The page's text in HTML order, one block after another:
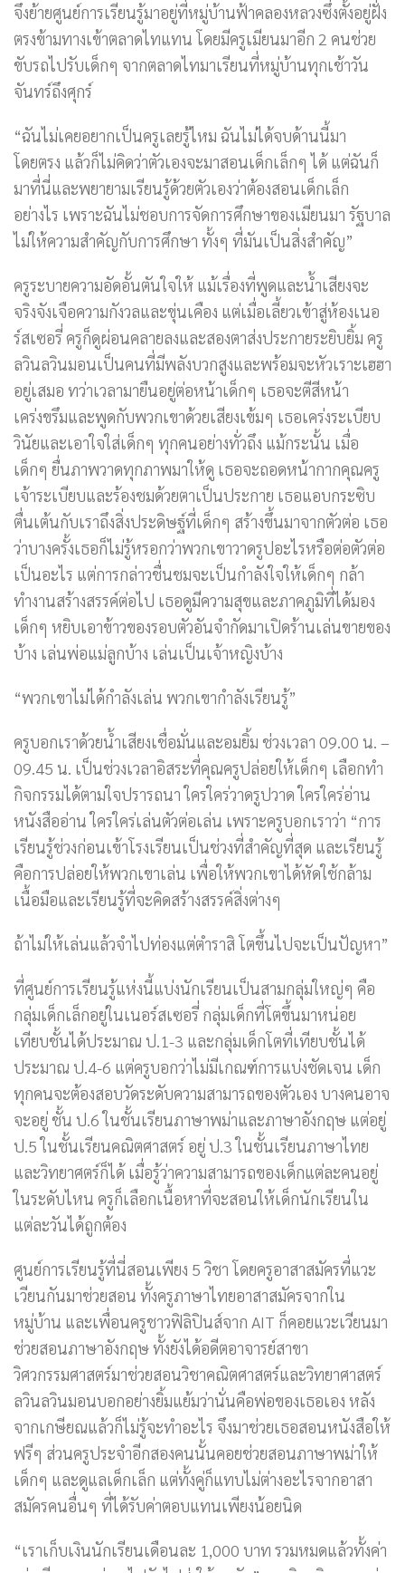
จึงย้ายศูนย์การเรียนรู้มาอยู่ที่หมู่บ้านฟ้าคลองหลวงซึ่งตั้งอยู่ฝั่ง
ตรงข้ามทางเข้าตลาดไทแทน โดยมีครูเมียนมาอีก 2 คนช่วย
ขับรถไปรับเด็กๆ จากตลาดไทมาเรียนที่หมู่บ้านทุกเช้าวัน
จันทร์ถึงศุกร์
“ฉันไม่เคยอยากเป็นครูเลยรู้ไหม ฉันไม่ได้จบด้านนี้มา
โดยตรง แล้วก็ไม่คิดว่าตัวเองจะมาสอนเด็กเล็กๆ ได้ แต่ฉันก็
มาที่นี่และพยายามเรียนรู้ด้วยตัวเองว่าต้องสอนเด็กเล็ก
อย่างไร เพราะฉันไม่ชอบการจัดการศึกษาของเมียนมา รัฐบาล
ไม่ให้ความสำคัญกับการศึกษา ทั้งๆ ที่มันเป็นสิ่งสำคัญ”
ครูระบายความอัดอั้นตันใจให้ แม้เรื่องที่พูดและน้ำเสียงจะ
จริงจังเจือความกังวลและขุ่นเคือง แต่เมื่อเลี้ยวเข้าสู่ห้องเนอ
ร์สเซอรี่ ครูก็ดูผ่อนคลายลงและสองตาส่งประกายระยิบยิ้ม ครู
ลวินลวินมอนเป็นคนที่มีพลังบวกสูงและพร้อมจะหัวเราะเฮฮา
อยู่เสมอ ทว่าเวลามายืนอยู่ต่อหน้าเด็กๆ เธอจะตีสีหน้า
เคร่งขรึมและพูดกับพวกเขาด้วยเสียงเข้มๆ เธอเคร่งระเบียบ
วินัยและเอาใจใส่เด็กๆ ทุกคนอย่างทั่วถึง แม้กระนั้น เมื่อ
เด็กๆ ยื่นภาพวาดทุกภาพมาให้ดู เธอจะถอดหน้ากากคุณครู
เจ้าระเบียบและร้องชมด้วยตาเป็นประกาย เธอแอบกระซิบ
ตื่นเต้นกับเราถึงสิ่งประดิษฐ์ที่เด็กๆ สร้างขึ้นมาจากตัวต่อ เธอ
ว่าบางครั้งเธอก็ไม่รู้หรอกว่าพวกเขาวาดรูปอะไรหรือต่อตัวต่อ
เป็นอะไร แต่การกล่าวชื่นชมจะเป็นกำลังใจให้เด็กๆ กล้า
ทำงานสร้างสรรค์ต่อไป เธอดูมีความสุขและภาคภูมิที่ได้มอง
เด็กๆ หยิบเอาข้าวของรอบตัวอันจำกัดมาเปิดร้านเล่นขายของ
บ้าง เล่นพ่อแม่ลูกบ้าง เล่นเป็นเจ้าหญิงบ้าง
“พวกเขาไม่ได้กำลังเล่น พวกเขากำลังเรียนรู้”
ครูบอกเราด้วยน้ำเสียงเชื่อมั่นและอมยิ้ม ช่วงเวลา 09.00 น. –
09.45 น. เป็นช่วงเวลาอิสระที่คุณครูปล่อยให้เด็กๆ เลือกทำ
กิจกรรมได้ตามใจปรารถนา ใครใคร่วาดรูปวาด ใครใคร่อ่าน
หนังสืออ่าน ใครใคร่เล่นตัวต่อเล่น เพราะครูบอกเราว่า “การ
เรียนรู้ช่วงก่อนเข้าโรงเรียนเป็นช่วงที่สำคัญที่สุด และเรียนรู้
คือการปล่อยให้พวกเขาเล่น เพื่อให้พวกเขาได้หัดใช้กล้าม
เนื้อมือและเรียนรู้ที่จะคิดสร้างสรรค์สิ่งต่างๆ
ถ้าไม่ให้เล่นแล้วจำไปท่องแต่ตำราสิ โตขึ้นไปจะเป็นปัญหา”
ที่ศูนย์การเรียนรู้แห่งนี้แบ่งนักเรียนเป็นสามกลุ่มใหญ่ๆ คือ
กลุ่มเด็กเล็กอยู่ในเนอร์สเซอรี่ กลุ่มเด็กที่โตขึ้นมาหน่อย
เทียบชั้นได้ประมาณ ป.1-3 และกลุ่มเด็กโตที่เทียบชั้นได้
ประมาณ ป.4-6 แต่ครูบอกว่าไม่มีเกณฑ์การแบ่งชัดเจน เด็ก
ทุกคนจะต้องสอบวัดระดับความสามารถของตัวเอง บางคนอาจ
จะอยู่ ชั้น ป.6 ในชั้นเรียนภาษาพม่าและภาษาอังกฤษ แต่อยู่
ป.5 ในชั้นเรียนคณิตศาสตร์ อยู่ ป.3 ในชั้นเรียนภาษาไทย
และวิทยาศตร์ก็ได้ เมื่อรู้ว่าความสามารถของเด็กแต่ละคนอยู่
ในระดับไหน ครูก็เลือกเนื้อหาที่จะสอนให้เด็กนักเรียนใน
แต่ละวันได้ถูกต้อง
ศูนย์การเรียนรู้ที่นี่สอนเพียง 5 วิชา โดยครูอาสาสมัครที่แวะ
เวียนกันมาช่วยสอน ทั้งครูภาษาไทยอาสาสมัครจากใน
หมู่บ้าน และเพื่อนครูชาวฟิลิปินส์จาก AIT ก็คอยแวะเวียนมา
ช่วยสอนภาษาอังกฤษ ทั้งยังได้อดีตอาจารย์สาขา
วิศวกรรมศาสตร์มาช่วยสอนวิชาคณิตศาสตร์และวิทยาศาสตร์
ลวินลวินมอนบอกอย่างยิ้มแย้มว่านั่นคือพ่อของเธอเอง หลัง
จากเกษียณแล้วก็ไม่รู้จะทำอะไร จึงมาช่วยเธอสอนหนังสือให้
ฟรีๆ ส่วนครูประจำอีกสองคนนั้นคอยช่วยสอนภาษาพม่าให้
เด็กๆ และดูแลเด็กเล็ก แต่ทั้งคู่ก็แทบไม่ต่างอะไรจากอาสา
สมัครคนอื่นๆ ที่ได้รับค่าตอบแทนเพียงน้อยนิด
“เราเก็บเงินนักเรียนเดือนละ 1,000 บาท รวมหมดแล้วทั้งค่า